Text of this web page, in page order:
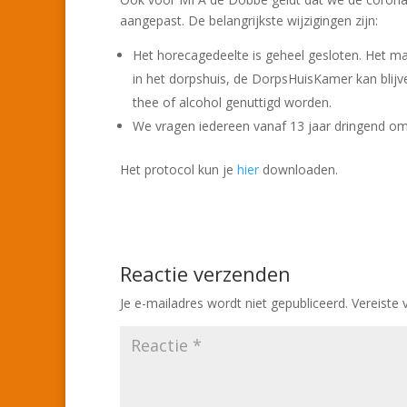
aangepast. De belangrijkste wijzigingen zijn:
Het horecagedeelte is geheel gesloten. Het
in het dorpshuis, de DorpsHuisKamer kan
thee of alcohol genuttigd worden.
We vragen iedereen vanaf 13 jaar dringend
Het protocol kun je hier downloaden.
Reactie verzenden
Je e-mailadres wordt niet gepubliceerd. Vereiste